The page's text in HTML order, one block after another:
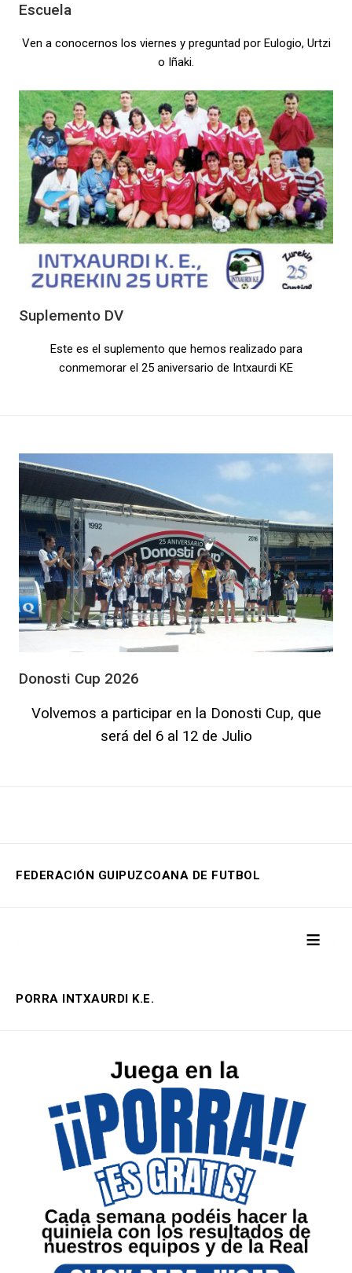
Escuela
Ven a conocernos los viernes y preguntad por Eulogio, Urtzi
o Iñaki.
Suplemento DV
Este es el suplemento que hemos realizado para
conmemorar el 25 aniversario de Intxaurdi KE
Donosti Cup 2026
Volvemos a participar en la Donosti Cup, que
será del 6 al 12 de Julio
FEDERACIÓN GUIPUZCOANA DE FUTBOL
≡
PORRA INTXAURDI K.E.